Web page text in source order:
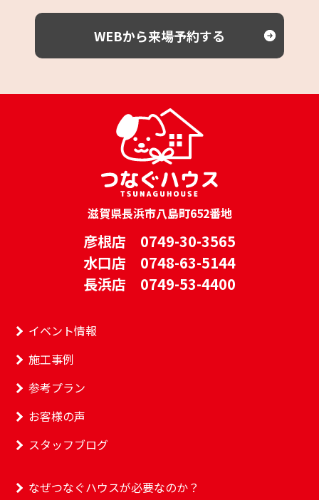
WEBから来場予約する
滋賀県長浜市八島町652番地
彦根店 0749-30-3565
水口店 0748-63-5144
長浜店 0749-53-4400
イベント情報
施工事例
参考プラン
お客様の声
スタッフブログ
なぜつなぐハウスが必要なのか？